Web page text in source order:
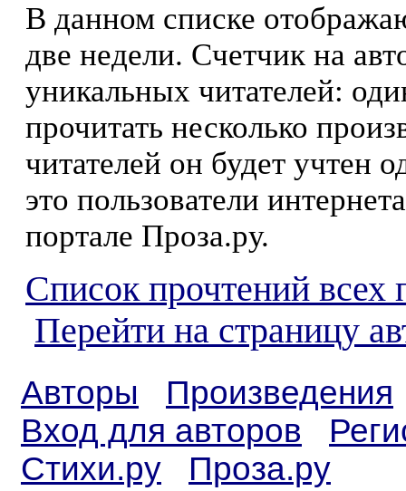
В данном списке
две недели. Счетчик на
уникальных читателей:
прочитать несколько
читателей он будет учтен
это пользователи
портале Проза.ру.
Список прочтений всех
Перейти на страницу
Авторы
Произведения
Вход для авторов
Стихи.ру
Проза.ру